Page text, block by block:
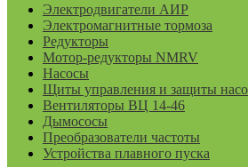
Электродвигатели АИР
Электромагнитные тормоза
Редукторы
Мотор-редукторы NMRV
Насосы
Щиты управления и защиты
Вентиляторы ВЦ 14-46
Дымососы
Преобразователи частоты
Устройства плавного пуска